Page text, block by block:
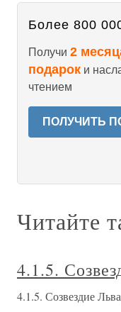
Более 800
Получи 2
подарок и
чтением
ПОЛУЧИТЬ
Читайте
4.1.5.
4.1.5. Созвездие